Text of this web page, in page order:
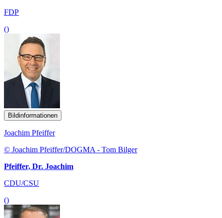
FDP
()
Bildinformationen
Joachim Pfeiffer
© Joachim Pfeiffer/DOGMA - Tom Bilger
Pfeiffer, Dr. Joachim
CDU/CSU
()